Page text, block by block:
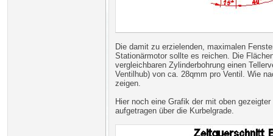
Die damit zu erzielenden, maximalen
Stationärmotor sollte es reichen. Die
vergleichbaren Zylinderbohrung einen
Ventilhub) von ca. 28qmm pro Ventil. Wie
zeigen.
Hier noch eine Grafik der mit oben
aufgetragen über die Kurbelgrade.